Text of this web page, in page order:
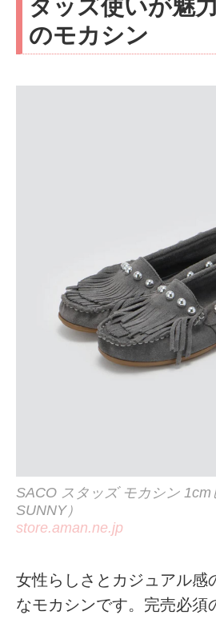
タッズ使いが魅
のモカシン
SACO スタッズ モカシン
SUNNY）
store.aman.ne.jp
女性らしさとカジュアル感
なモカシンです。完売必須